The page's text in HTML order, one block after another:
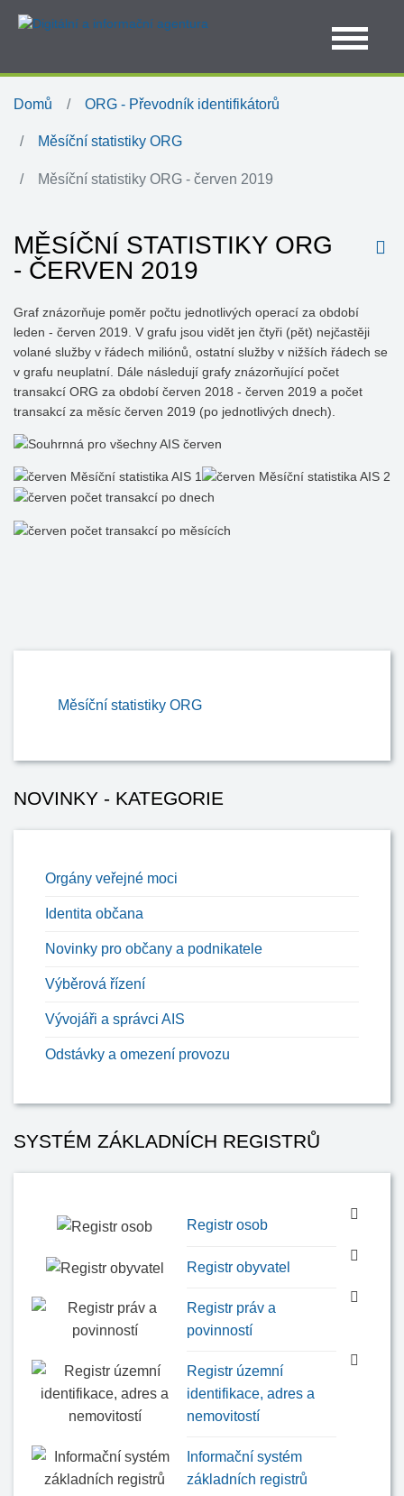
Domů ORG - Převodník identifikátorů
Měsíční statistiky ORG
Měsíční statistiky ORG - červen 2019
MĚSÍČNÍ STATISTIKY ORG
- ČERVEN 2019
Graf znázorňuje poměr počtu jednotlivých operací za období
leden - červen 2019. V grafu jsou vidět jen čtyři (pět) nejčastěji
volané služby v řádech miliónů, ostatní služby v nižších řádech se
v grafu neuplatní. Dále následují grafy znázorňující počet
transakcí ORG za období červen 2018 - červen 2019 a počet
transakcí za měsíc červen 2019 (po jednotlivých dnech).
Měsíční statistiky ORG
NOVINKY - KATEGORIE
Orgány veřejné moci
Identita občana
Novinky pro občany a podnikatele
Výběrová řízení
Vývojáři a správci AIS
Odstávky a omezení provozu
SYSTÉM ZÁKLADNÍCH REGISTRŮ
Registr osob
Registr obyvatel
Registr práv a
povinností
Registr územní
identifikace, adres a
nemovitostí
Informační systém
základních registrů